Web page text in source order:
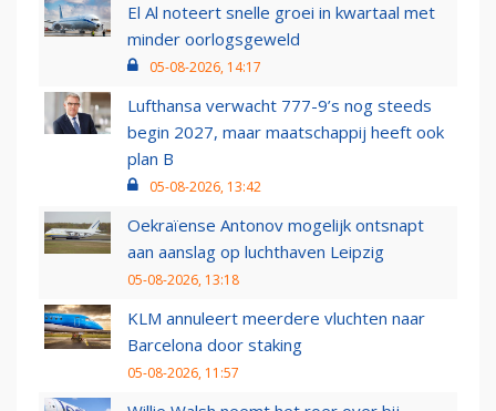
El Al noteert snelle groei in kwartaal met
minder oorlogsgeweld
05-08-2026, 14:17
Lufthansa verwacht 777-9’s nog steeds
begin 2027, maar maatschappij heeft ook
plan B
05-08-2026, 13:42
Oekraïense Antonov mogelijk ontsnapt
aan aanslag op luchthaven Leipzig
05-08-2026, 13:18
KLM annuleert meerdere vluchten naar
Barcelona door staking
05-08-2026, 11:57